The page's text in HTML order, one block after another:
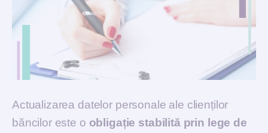
Actualizarea datelor personale ale clienților
băncilor este o obligație stabilită prin lege de